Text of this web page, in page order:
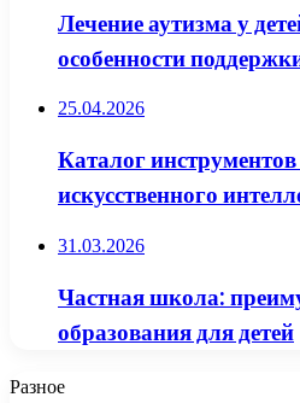
Лечение аутизма у
особенности
25.04.2026
Каталог инструментов
искусственного
31.03.2026
Частная школа:
образования для детей
Разное